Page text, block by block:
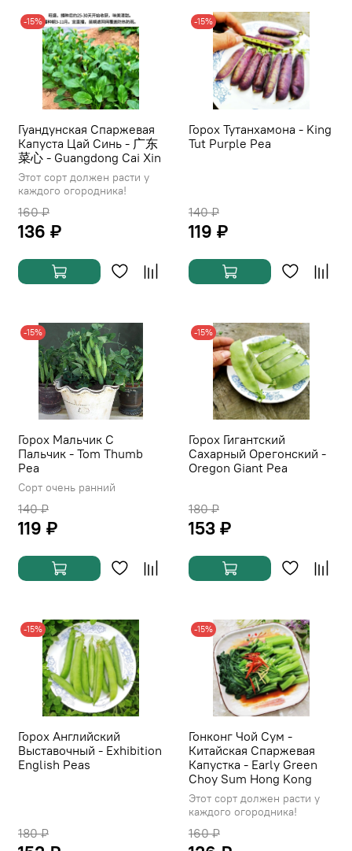
-15%
Гуандунская Спаржевая
Капуста Цай Синь - 广东
菜心 - Guangdong Cai Xin
Этот сорт должен расти у
каждого огородника!
160 ₽
136 ₽
-15%
Горох Тутанхамона - King
Tut Purple Pea
140 ₽
119 ₽
-15%
Горох Мальчик С
Пальчик - Tom Thumb
Pea
Сорт очень ранний
140 ₽
119 ₽
-15%
Горох Гигантский
Сахарный Орегонский -
Oregon Giant Pea
180 ₽
153 ₽
-15%
Горох Английский
Выставочный - Exhibition
English Peas
180 ₽
-15%
Гонконг Чой Сум -
Китайская Спаржевая
Капустка - Early Green
Choy Sum Hong Kong
Этот сорт должен расти у
каждого огородника!
160 ₽